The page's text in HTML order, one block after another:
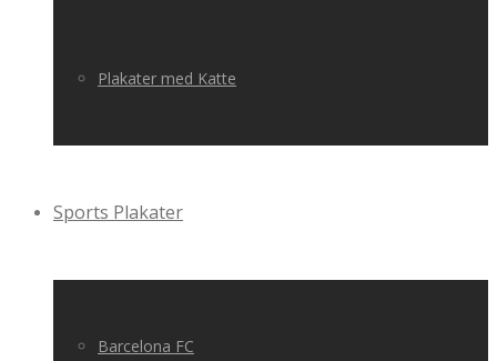
Plakater med Katte
Sports Plakater
Barcelona FC